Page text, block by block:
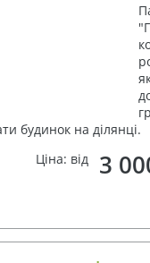
будинок на ділянці.
Ціна: від
3